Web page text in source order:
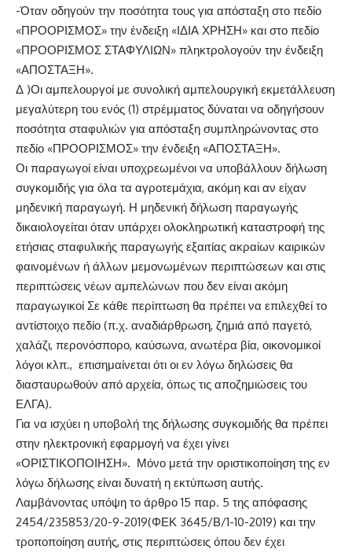
-Όταν οδηγούν την ποσότητα τους για απόσταξη στο πεδίο
«ΠΡΟΟΡΙΣΜΟΣ» την ένδειξη «ΙΔΙΑ ΧΡΗΣΗ» και στο πεδίο
«ΠΡΟΟΡΙΣΜΟΣ ΣΤΑΦΥΛΙΩΝ» πληκτρολογούν την ένδειξη
«ΑΠΟΣΤΑΞΗ».
Δ )Οι αμπελουργοί με συνολική αμπελουργική εκμετάλλευση
μεγαλύτερη του ενός (1) στρέμματος δύναται να οδηγήσουν
ποσότητα σταφυλιών για απόσταξη συμπληρώνοντας στο
πεδίο «ΠΡΟΟΡΙΣΜΟΣ» την ένδειξη «ΑΠΟΣΤΑΞΗ».
Οι παραγωγοί είναι υποχρεωμένοι να υποβάλλουν δήλωση
συγκομιδής για όλα τα αγροτεμάχια, ακόμη και αν είχαν
μηδενική παραγωγή. Η μηδενική δήλωση παραγωγής
δικαιολογείται όταν υπάρχει ολοκληρωτική καταστροφή της
ετήσιας σταφυλικής παραγωγής εξαιτίας ακραίων καιρικών
φαινομένων ή άλλων μεμονωμένων περιπτώσεων και στις
περιπτώσεις νέων αμπελώνων που δεν είναι ακόμη
παραγωγικοί Σε κάθε περίπτωση θα πρέπει να επιλεχθεί το
αντίστοιχο πεδίο (π.χ. αναδιάρθρωση, ζημιά από παγετό,
χαλάζι, περονόσπορο, καύσωνα, ανωτέρα βία, οικονομικοί
λόγοι κλπ., επισημαίνεται ότι οι εν λόγω δηλώσεις θα
διασταυρωθούν από αρχεία, όπως τις αποζημιώσεις του
ΕΛΓΑ).
Για να ισχύει η υποβολή της δήλωσης συγκομιδής θα πρέπει
στην ηλεκτρονική εφαρμογή να έχει γίνει
«ΟΡΙΣΤΙΚΟΠΟΙΗΣΗ». Μόνο μετά την οριστικοποίηση της εν
λόγω δήλωσης είναι δυνατή η εκτύπωση αυτής.
Λαμβάνοντας υπόψη το άρθρο 15 παρ. 5 της απόφασης
2454/235853/20-9-2019(ΦΕΚ 3645/Β/1-10-2019) και την
τροποποίηση αυτής, στις περιπτώσεις όπου δεν έχει